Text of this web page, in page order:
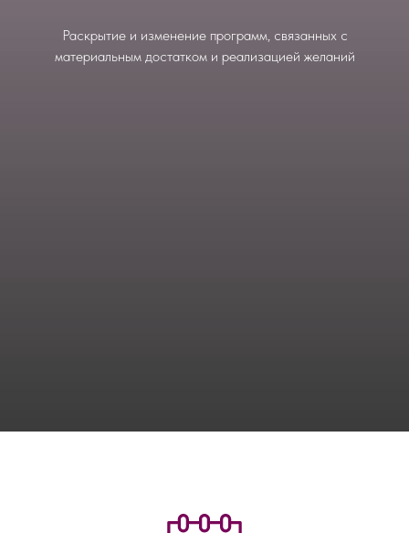
Раскрытие и изменение программ, связанных с
материальным достатком и реализацией желаний